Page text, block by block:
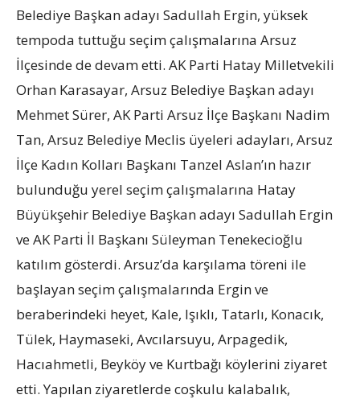
Belediye Başkan adayı Sadullah Ergin, yüksek
tempoda tuttuğu seçim çalışmalarına Arsuz
İlçesinde de devam etti. AK Parti Hatay Milletvekili
Orhan Karasayar, Arsuz Belediye Başkan adayı
Mehmet Sürer, AK Parti Arsuz İlçe Başkanı Nadim
Tan, Arsuz Belediye Meclis üyeleri adayları, Arsuz
İlçe Kadın Kolları Başkanı Tanzel Aslan’ın hazır
bulunduğu yerel seçim çalışmalarına Hatay
Büyükşehir Belediye Başkan adayı Sadullah Ergin
ve AK Parti İl Başkanı Süleyman Tenekecioğlu
katılım gösterdi. Arsuz’da karşılama töreni ile
başlayan seçim çalışmalarında Ergin ve
beraberindeki heyet, Kale, Işıklı, Tatarlı, Konacık,
Tülek, Haymaseki, Avcılarsuyu, Arpagedik,
Hacıahmetli, Beyköy ve Kurtbağı köylerini ziyaret
etti. Yapılan ziyaretlerde coşkulu kalabalık,